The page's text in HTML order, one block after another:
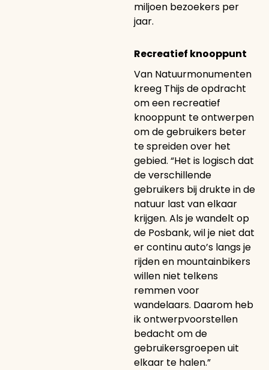
miljoen bezoekers per
jaar.
Recreatief knooppunt
Van Natuurmonumenten
kreeg Thijs de opdracht
om een recreatief
knooppunt te ontwerpen
om de gebruikers beter
te spreiden over het
gebied. “Het is logisch dat
de verschillende
gebruikers bij drukte in de
natuur last van elkaar
krijgen. Als je wandelt op
de Posbank, wil je niet dat
er continu auto’s langs je
rijden en mountainbikers
willen niet telkens
remmen voor
wandelaars. Daarom heb
ik ontwerpvoorstellen
bedacht om de
gebruikersgroepen uit
elkaar te halen.”